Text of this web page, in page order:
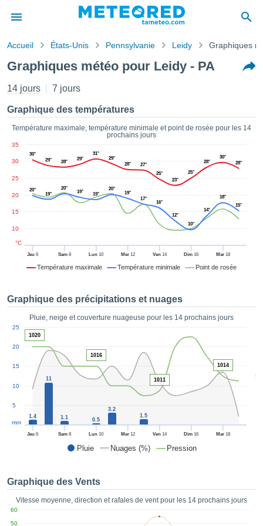
de
a
par
des
Vous
les
:
des
par le
de
des
de très
ACCEPTER
CONTINUER
PARAMÈTRES
Accueil États-Unis Pennsylvanie Leidy Graphiques
Graphiques météo pour Leidy - PA
14 jours 7 jours
Graphique des températures
Température maximale, température minimale et point de rosée pour les 14
prochains jours
Température maximale Température minimale Point de rosée
Jeu 6 Sam8 Lun 10 Mer12 Ven14 Dim 16 Mar18
10
15
20
25
30
35
°C
30°
29°
28°
29°
31°
29°
28°
27°
25°
23°
25°
28°
30°
28°
20°
19°
20°
19° 19°
20°
19°
17°
16°
12°
10°
14°
18°
15°
Graphique des précipitations et nuages
Pluie, neige et couverture nuageuse pour les 14 prochains jours
Pluie Nuages (%) Pression
50
Jeu 6 Sam8 Lun 10 Mer12 Ven14 Dim 16 Mar18
5
10
15
20
25
mm
1.4
11
1.1 0.5
3.2
1.5
1020
1016
1011
1014
Graphique des Vents
Vitesse moyenne, direction et rafales de vent pour les 14 prochains jours
50
60